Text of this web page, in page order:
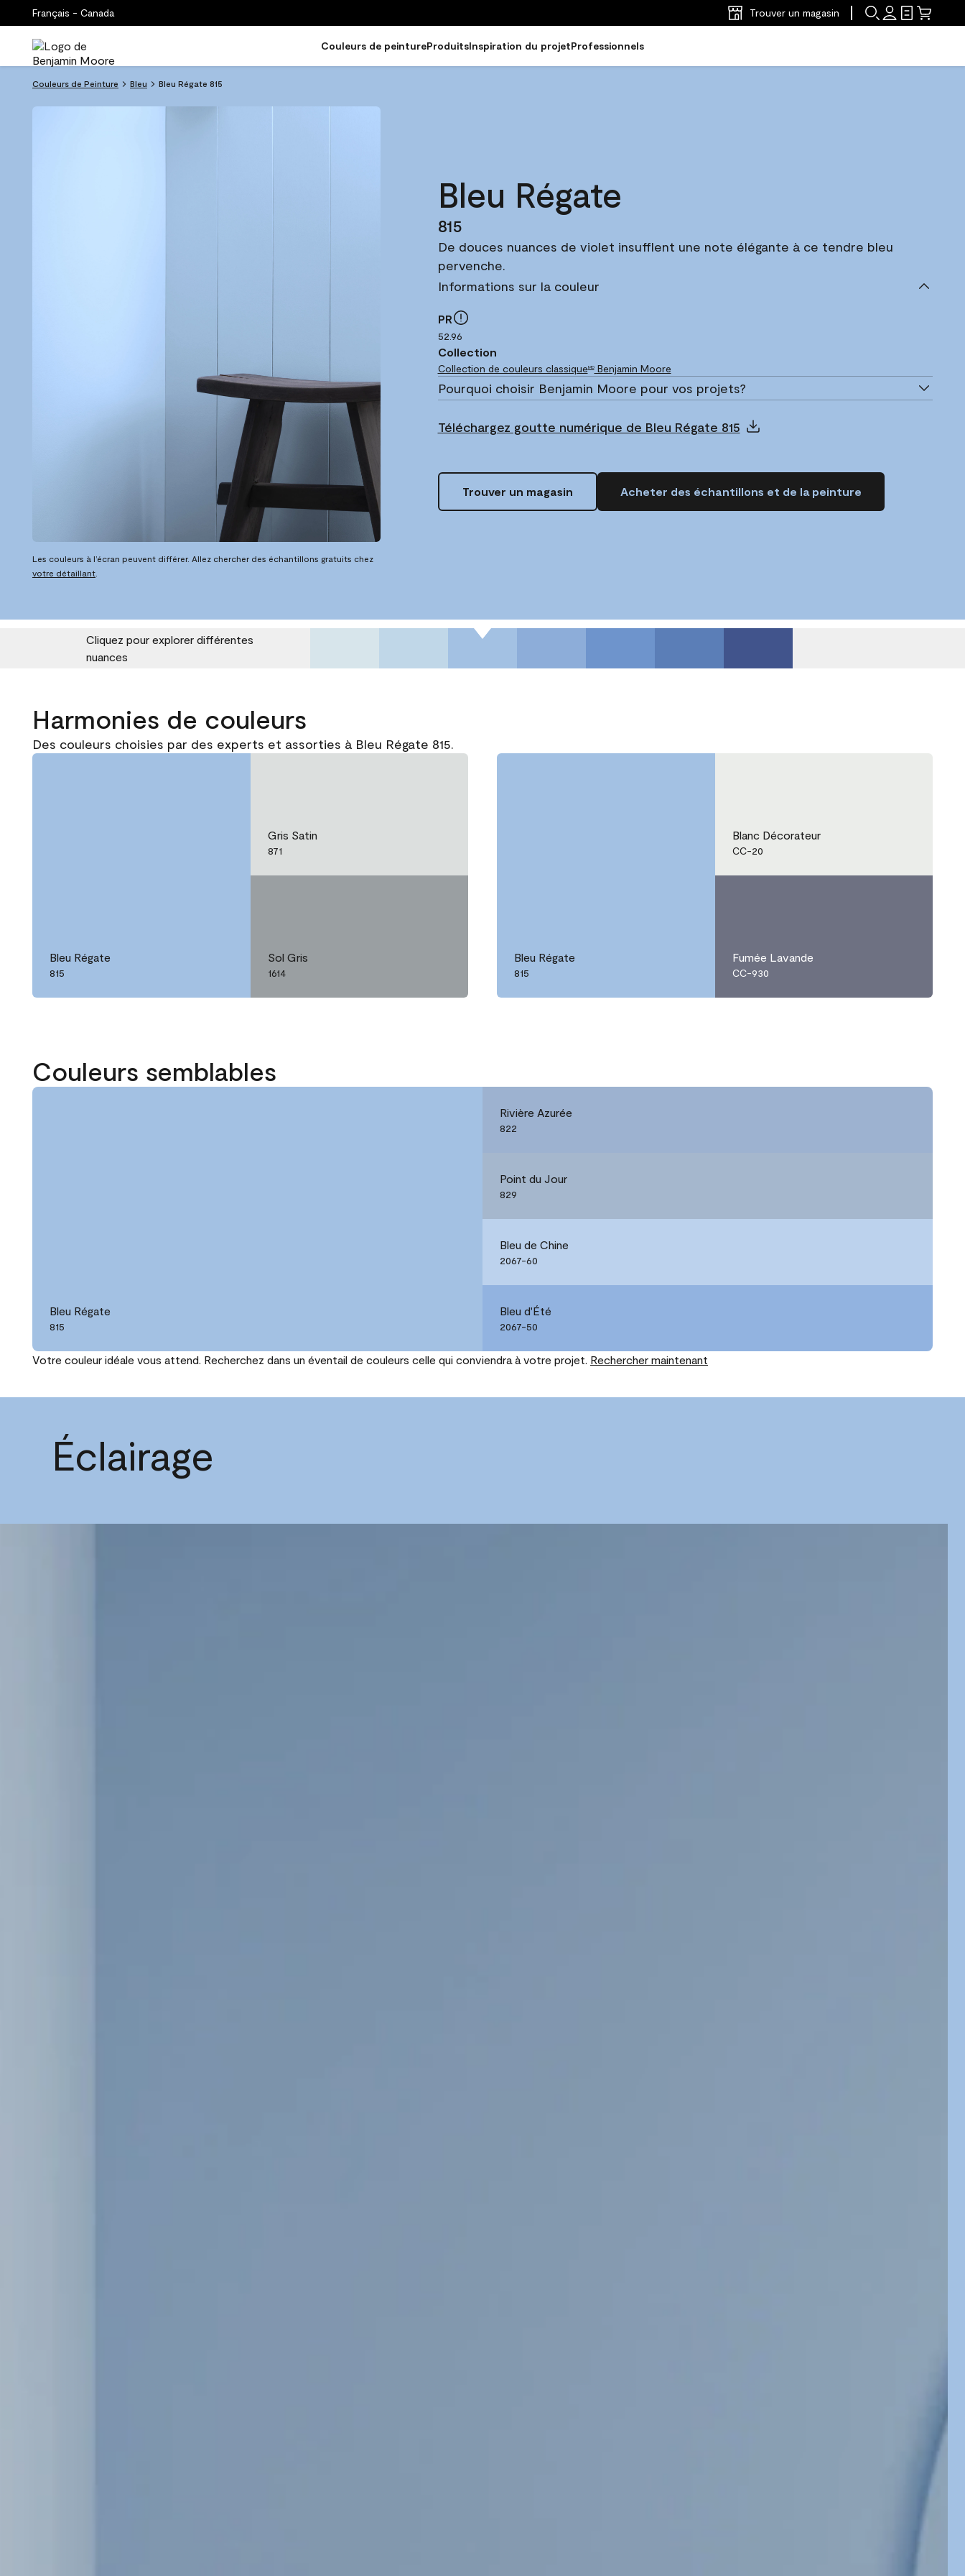
Français - Canada Trouver un magasin
Couleurs de peintureProduitsInspiration du projetProfessionnels
Couleurs de Peinture Bleu Bleu Régate 815
Bleu Régate
815
De douces nuances de violet insufflent une note élégante à ce tendre bleu
pervenche.
Informations sur la couleur
PR
52.96
Collection
Collection de couleurs classiqueMDBenjamin Moore
Pourquoi choisir Benjamin Moore pour vos projets?
Téléchargez goutte numérique de Bleu Régate 815
Trouver un magasin Acheter des échantillons et de la peinture
Les couleurs à l’écran peuvent différer. Allez chercher des échantillons gratuits chez
votre détaillant
Cliquez pour explorer différentes
nuances
Harmonies de couleurs
Des couleurs choisies par des experts et assorties à Bleu Régate 815.
Bleu Régate
815
Gris Satin
871
Sol Gris
1614
Bleu Régate
815
Blanc Décorateur
CC-20
Fumée Lavande
CC-930
Couleurs semblables
Bleu Régate
815
Rivière Azurée
822
Point du Jour
829
Bleu de Chine
2067-60
Bleu d'Été
2067-50
Votre couleur idéale vous attend. Recherchez dans un éventail de couleurs celle qui conviendra à votre projet. Rechercher maintenant
Éclairage